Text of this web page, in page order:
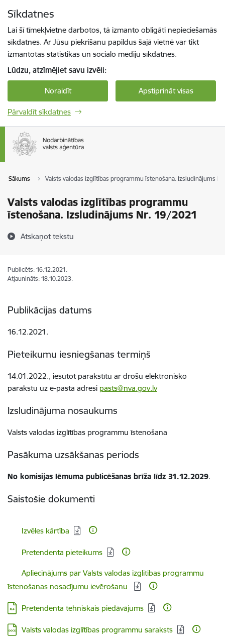
Sīkdatnes
Lai šī tīmekļvietne darbotos, tā izmanto obligāti nepieciešamās
sīkdatnes. Ar Jūsu piekrišanu papildus šajā vietnē var tikt
izmantotas statistikas un sociālo mediju sīkdatnes.
Lūdzu, atzīmējiet savu izvēli:
Noraidīt Apstiprināt visas
Pārvaldīt sīkdatnes
Sākums Valsts valodas izglītības programmu īstenošana. Izsludinājums
Valsts valodas izglītības programmu
īstenošana. Izsludinājums Nr. 19/2021
Atskaņot tekstu
Publicēts: 16.12.2021.
Atjaunināts: 18.10.2023.
Publikācijas datums
16.12.2021.
Pieteikumu iesniegšanas termiņš
14.01.2022., iesūtot parakstītu ar drošu elektronisko
parakstu uz e-pasta adresi pasts@nva.gov.lv
Izsludinājuma nosaukums
Valsts valodas izglītības programmu īstenošana
Pasākuma uzsākšanas periods
No komisijas lēmuma publicēšanas brīža līdz 31.12.2029.
Saistošie dokumenti
Lejupielādēt:
Izvēles kārtība
Lejupielādēt:
Pretendenta pieteikums
Lejupielādēt:
Apliecinājums par Valsts valodas izglītības programmu
īstenošanas nosacījumu ievērošanu
Lejupielādēt:
Pretendenta tehniskais piedāvājums
Lejupielādēt:
Valsts valodas izglītības programmu saraksts